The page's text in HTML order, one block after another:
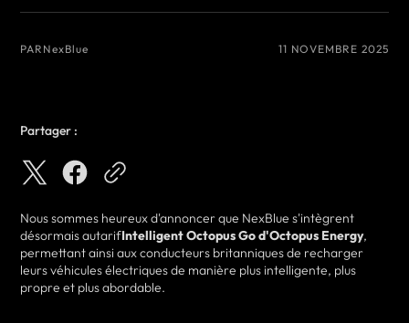
PAR NexBlue 11 NOVEMBRE 2025
Partager :
Nous sommes heureux d'annoncer que NexBlue s'intègrent
désormais autarifIntelligent Octopus Go d'Octopus Energy,
permettant ainsi aux conducteurs britanniques de recharger
leurs véhicules électriques de manière plus intelligente, plus
propre et plus abordable.